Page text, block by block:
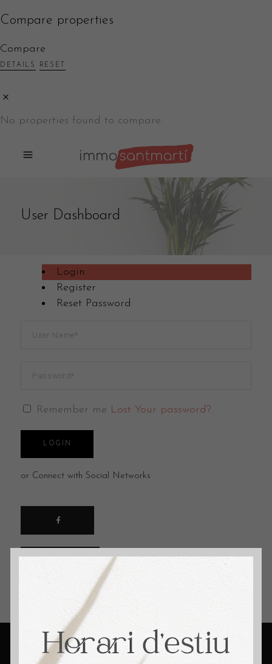
Compare properties
Compare
DETAILS RESET
No properties found to compare.
User Dashboard
Login
Register
Reset Password
Remember me Lost Your password?
LOGIN
or Connect with Social Networks
By creating an account you are accepting our